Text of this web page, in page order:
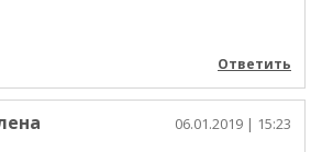
Ответить
06.01.2019 | 15:23